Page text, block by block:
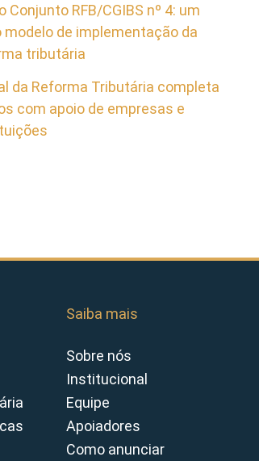
Conjunto RFB/CGIBS nº 4: um
modelo de implementação da
tributária
da Reforma Tributária completa
com apoio de empresas e
Saiba mais
Sobre nós
Institucional
Equipe
Apoiadores
Como anunciar